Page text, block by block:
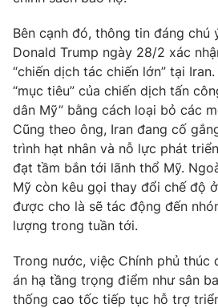
Bên cạnh đó, thông tin đáng chú
Donald Trump ngày 28/2 xác
“chiến dịch tác chiến lớn” tại
“mục tiêu” của chiến dịch tấn
dân Mỹ” bằng cách loại bỏ các
Cũng theo ông, Iran đang cố
trình hạt nhân và nỗ lực phát
đạt tầm bắn tới lãnh thổ Mỹ.
Mỹ còn kêu gọi thay đổi chế độ
được cho là sẽ tác động đến
lượng trong tuần tới.
Trong nước, việc Chính phủ thúc
án hạ tầng trọng điểm như sân
thống cao tốc tiếp tục hỗ trợ